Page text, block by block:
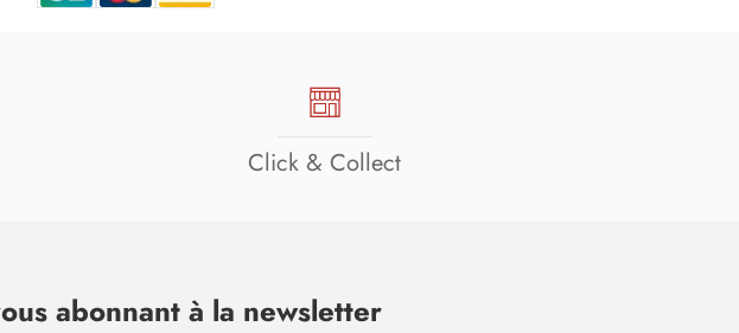
Click & Collect
abonnant à la newsletter